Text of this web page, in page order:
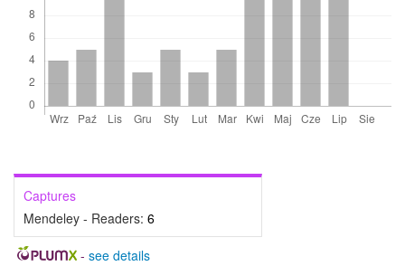
Captures
Mendeley - Readers: 6
- see details